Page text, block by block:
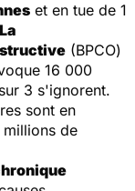
et en tue de 1
La
(BPCO)
16 000
3 s'ignorent.
sont en
millions de